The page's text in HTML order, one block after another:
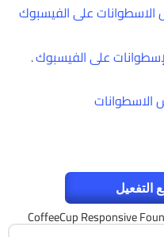
على الفيسبوك
على الفيسبوك.
الاسطوانات
التفعيل